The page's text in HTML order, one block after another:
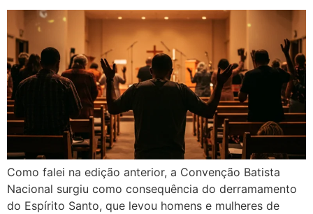
Como falei na edição anterior, a Convenção Batista
Nacional surgiu como consequência do derramamento
do Espírito Santo, que levou homens e mulheres de